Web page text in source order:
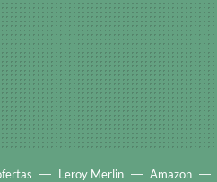
Leroy Merlin Amazon